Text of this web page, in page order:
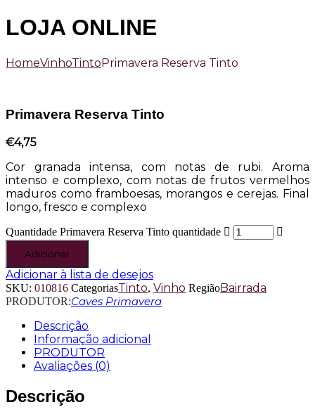
LOJA ONLINE
HomeVinhoTintoPrimavera Reserva Tinto
Primavera Reserva Tinto
€4,75
Cor granada intensa, com notas de rubi. Aroma
intenso e complexo, com notas de frutos vermelhos
maduros como framboesas, morangos e cerejas. Final
longo, fresco e complexo
Primavera Reserva Tinto quantidade
Adicionar
Adicionar à lista de desejos
SKU: 010816 CategoriasTinto, Vinho RegiãoBairrada
PRODUTOR:Caves Primavera
Descrição
Informação adicional
PRODUTOR
Avaliações (0)
Descrição